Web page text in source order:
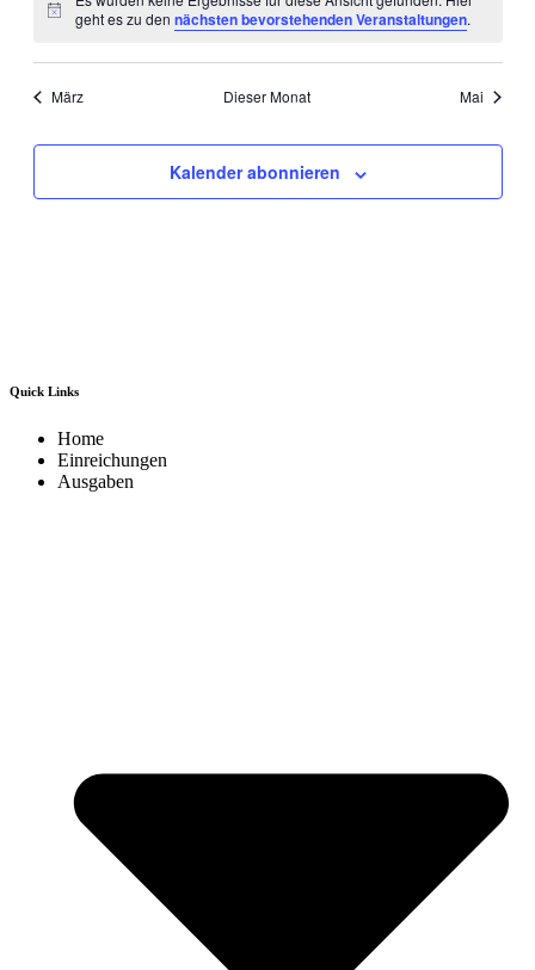
Hinweisgeht es zu den nächsten bevorstehenden Veranstaltungen.
März Dieser Monat Mai
Kalender abonnieren
Quick Links
Home
Einreichungen
Ausgaben